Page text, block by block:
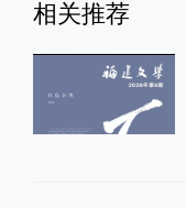
相关推荐